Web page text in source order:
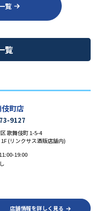
覧
覧
町店
9127
歌舞伎町 1-5-4
(リンクサス酒販店舗内)
11:00-19:00
店舗情報を詳しく見る